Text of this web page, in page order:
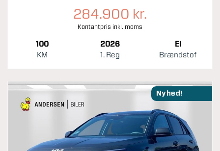
284.900 kr.
Kontantpris inkl. moms
100
KM
2026
1. Reg
El
Brændstof
Nyhed!